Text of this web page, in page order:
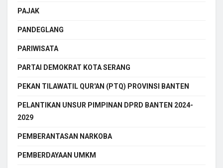
PAJAK
PANDEGLANG
PARIWISATA
PARTAI DEMOKRAT KOTA SERANG
PEKAN TILAWATIL QUR'AN (PTQ) PROVINSI BANTEN
PELANTIKAN UNSUR PIMPINAN DPRD BANTEN 2024-
2029
PEMBERANTASAN NARKOBA
PEMBERDAYAAN UMKM